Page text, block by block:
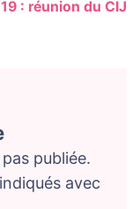
: réunion du CIJ
publiée.
avec